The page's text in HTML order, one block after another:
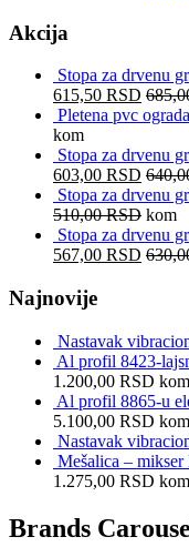
Akcija
Stopa za drvenu
615,50 RSD
Pletena pvc
kom
Stopa za drvenu
603,00 RSD
Stopa za drvenu
510,00RSD kom
Stopa za drvenu
567,00 RSD
Najnovije
Nastavak
Al profil 8423-
1.200,00 RSD kom
Al profil 8865-u
5.100,00 RSD kom
Nastavak
Mešalica –
1.275,00 RSD kom
Brands